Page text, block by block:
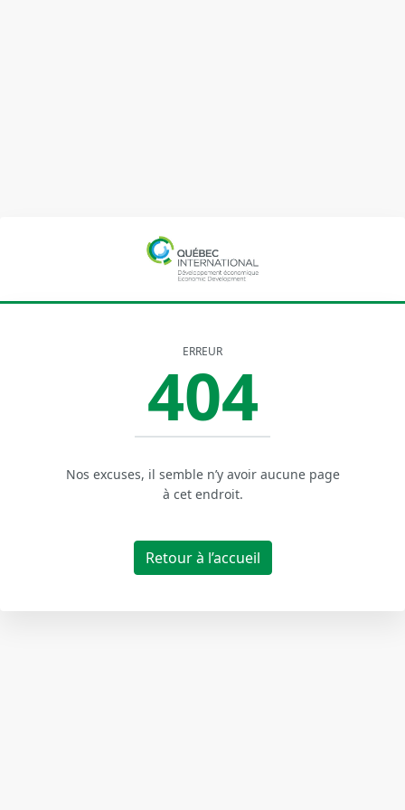
ERREUR
404
Nos excuses, il semble n’y avoir aucune page
à cet endroit.
Retour à l’accueil